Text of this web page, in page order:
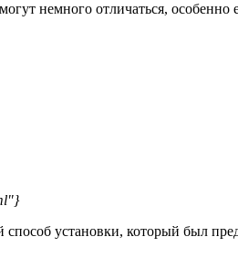
немного отличаться, особенно
установки, который был